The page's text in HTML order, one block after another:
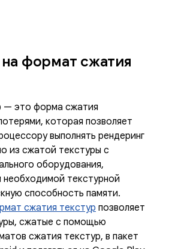
на формат сжатия
— это форма сжатия
которая позволяет
выполнять рендеринг
из сжатой текстуры с
оборудования,
текстурной
способность памяти.
сжатия текстур позволяет
сжатые с помощью
сжатия текстур, в пакет